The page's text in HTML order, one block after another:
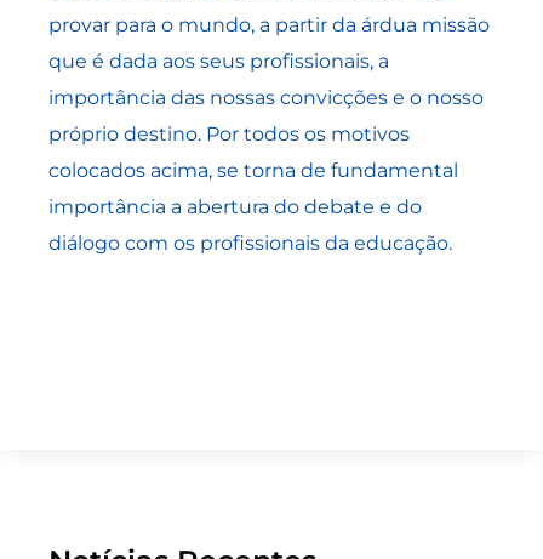
provar para o mundo, a partir da árdua missão
que é dada aos seus profissionais, a
importância das nossas convicções e o nosso
próprio destino. Por todos os motivos
colocados acima, se torna de fundamental
importância a abertura do debate e do
diálogo com os profissionais da educação.